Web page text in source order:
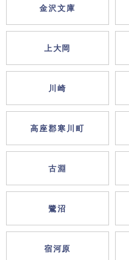
金沢文庫
上大岡
川崎
高座郡寒川町
古淵
鷺沼
宿河原